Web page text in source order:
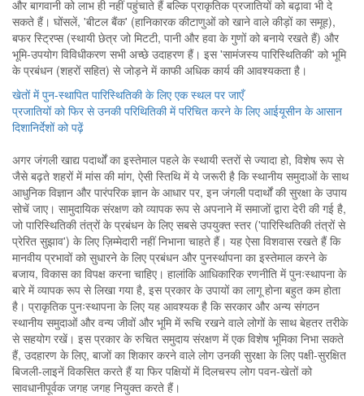
और बागवानी को लाभ ही नहीं पहुंचाते हैं बल्कि प्राकृतिक प्रजातियों को बढ़ावा भी दे
सकते हैं। घोंसलें, 'बीटल बैंक' (हानिकारक कीटाणुओं को खाने वाले कीड़ों का समूह),
बफर स्ट्रिप्स (स्थायी छेत्र जो मिटटी, पानी और हवा के गुणों को बनाये रखते हैं) और
भूमि-उपयोग विविधीकरण सभी अच्छे उदाहरण हैं। इस 'सामंजस्य पारिस्थितिकी' को भूमि
के प्रबंधन (शहरों सहित) से जोड़ने में काफी अधिक कार्य की आवश्यकता है।
खेतों में पुन-स्थापित पारिस्थितिकी के लिए एक स्थल पर जाएँ
प्रजातियों को फिर से उनकी परिथितिकी में परिचित करने के लिए आईयूसीन के आसान
दिशानिर्देशों को पढ़ें
अगर जंगली खाद्य पदार्थों का इस्तेमाल पहले के स्थायी स्तरों से ज्यादा हो, विशेष रूप से
जैसे बढ़ते शहरों में मांस की मांग, ऐसी स्तिथि में ये जरूरी है कि स्थानीय समुदाओं के साथ
आधुनिक विज्ञान और पारंपरिक ज्ञान के आधार पर, इन जंगली पदार्थों की सुरक्षा के उपाय
सोचें जाए। सामुदायिक संरक्षण को व्यापक रूप से अपनाने में समाजों द्वारा देरी की गई है,
जो पारिस्थितिकी तंत्रों के प्रबंधन के लिए सबसे उपयुक्त स्तर ('पारिस्थितिकी तंत्रों से
प्रेरित सुझाव') के लिए ज़िम्मेदारी नहीं निभाना चाहते हैं। यह ऐसा विशवास रखते हैं कि
मानवीय प्रभावों को सुधारने के लिए प्रबंधन और पुनर्स्थापना का इस्तेमाल करने के
बजाय, विकास का विपक्ष करना चाहिए। हालांकि आधिकारिक रणनीति में पुनःस्थापना के
बारे में व्यापक रूप से लिखा गया है, इस प्रकार के उपायों का लागू होना बहुत कम होता
है। प्राकृतिक पुनःस्थापना के लिए यह आवश्यक है कि सरकार और अन्य संगठन
स्थानीय समुदाओं और वन्य जीवों और भूमि में रूचि रखने वाले लोगों के साथ बेहतर तरीके
से सहयोग रखें। इस प्रकार के रुचित समुदाय संरक्षण में एक विशेष भूमिका निभा सकते
हैं, उदहारण के लिए, बाजों का शिकार करने वाले लोग उनकी सुरक्षा के लिए पक्षी-सुरक्षित
बिजली-लाइनें विकसित करते हैं या फिर पक्षियों में दिलचस्प लोग पवन-खेतों को
सावधानीपूर्वक जगह जगह नियुक्त करते हैं।